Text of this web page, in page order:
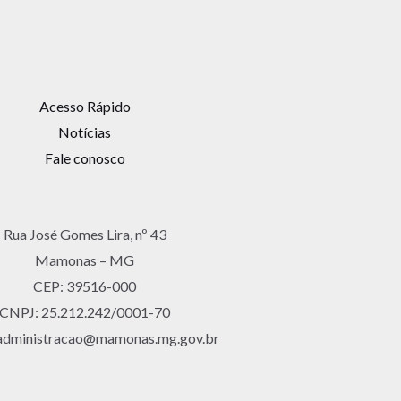
Acesso Rápido
Notícias
Fale conosco
Rua José Gomes Lira, nº 43
Mamonas – MG
CEP: 39516-000
CNPJ: 25.212.242/0001-70